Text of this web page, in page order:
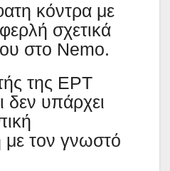
κόντρα με
σχετικά
στο Nemo.
της ΕΡΤ
δεν υπάρχει
με τον γνωστό